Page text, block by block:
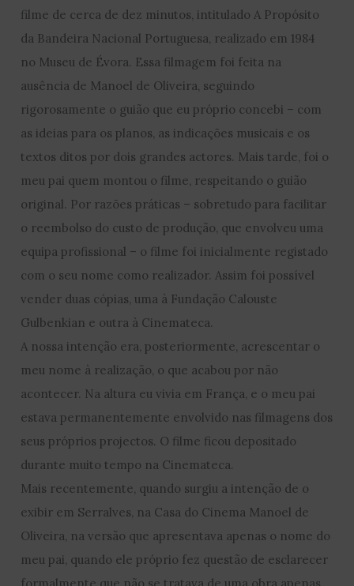
filme de cerca de dez minutos, intitulado A Propósito
da Bandeira Nacional Portuguesa, realizado em 1984
no Museu de Évora. Essa filmagem foi feita na
ausência de Manoel de Oliveira, seguindo
rigorosamente o guião que eu próprio concebi – com
as ideias para os planos, as indicações musicais e os
textos ditos por dois grandes actores. Mais tarde, foi o
meu pai quem montou o filme, respeitando o guião
original. Por razões práticas – sobretudo para facilitar
o reembolso do custo de produção, que envolveu uma
equipa profissional – o filme foi inicialmente registado
com o seu nome como realizador. Assim foi possível
vender duas cópias, uma à Fundação Calouste
Gulbenkian e outra à Cinemateca.
A nossa intenção era, posteriormente, acrescentar o
meu nome à realização, o que acabou por não
acontecer. Na altura eu vivia em França, e o meu pai
estava permanentemente envolvido nas filmagens dos
seus próprios projectos. O filme ficou depositado
durante muito tempo na Cinemateca.
Mais recentemente, quando surgiu a intenção de o
exibir em Serralves, na Casa do Cinema Manoel de
Oliveira, na versão que apresentava apenas o nome do
meu pai, quando ele próprio fez questão de esclarecer